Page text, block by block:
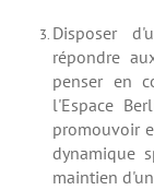
Disposer
répondre
penser en
l'Espace
promouvoir
dynamique
maintien